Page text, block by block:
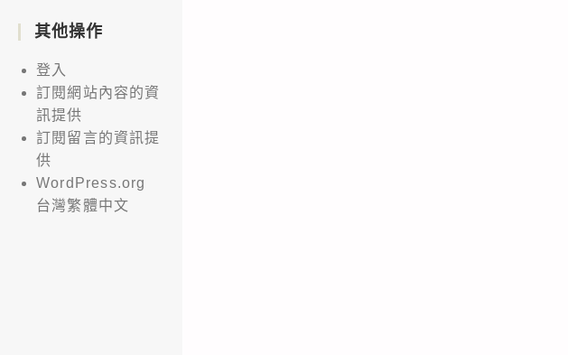
其他操作
登入
訂閱網站內容的資
訊提供
訂閱留言的資訊提
供
WordPress.org
台灣繁體中文